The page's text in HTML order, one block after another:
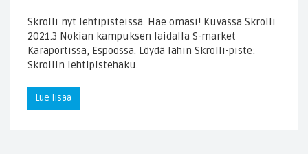
Skrolli nyt lehtipisteissä. Hae omasi! Kuvassa Skrolli
2021.3 Nokian kampuksen laidalla S-market
Karaportissa, Espoossa. Löydä lähin Skrolli-piste:
Skrollin lehtipistehaku.
Lue lisää